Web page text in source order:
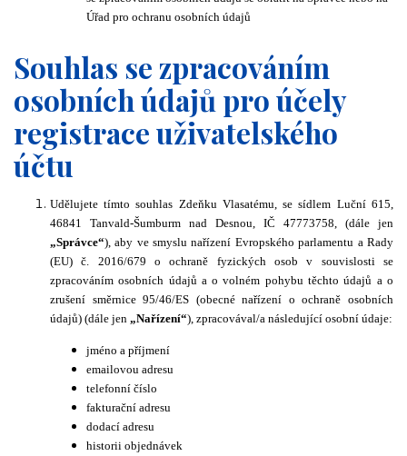
Úřad pro ochranu osobních údajů
Souhlas se zpracováním
osobních údajů pro účely
registrace uživatelského
účtu
Udělujete tímto souhlas Zdeňku Vlasatému, se sídlem Luční 615,
46841 Tanvald-Šumburm nad Desnou, IČ 47773758, (dále jen
„Správce“), aby ve smyslu nařízení Evropského parlamentu a Rady
(EU) č. 2016/679 o ochraně fyzických osob v souvislosti se
zpracováním osobních údajů a o volném pohybu těchto údajů a o
zrušení směrnice 95/46/ES (obecné nařízení o ochraně osobních
údajů) (dále jen „Nařízení“), zpracovával/a následující osobní údaje:
jméno a příjmení
emailovou adresu
telefonní číslo
fakturační adresu
dodací adresu
historii objednávek